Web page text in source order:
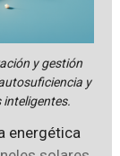
y gestión
y
inteligentes.
energética